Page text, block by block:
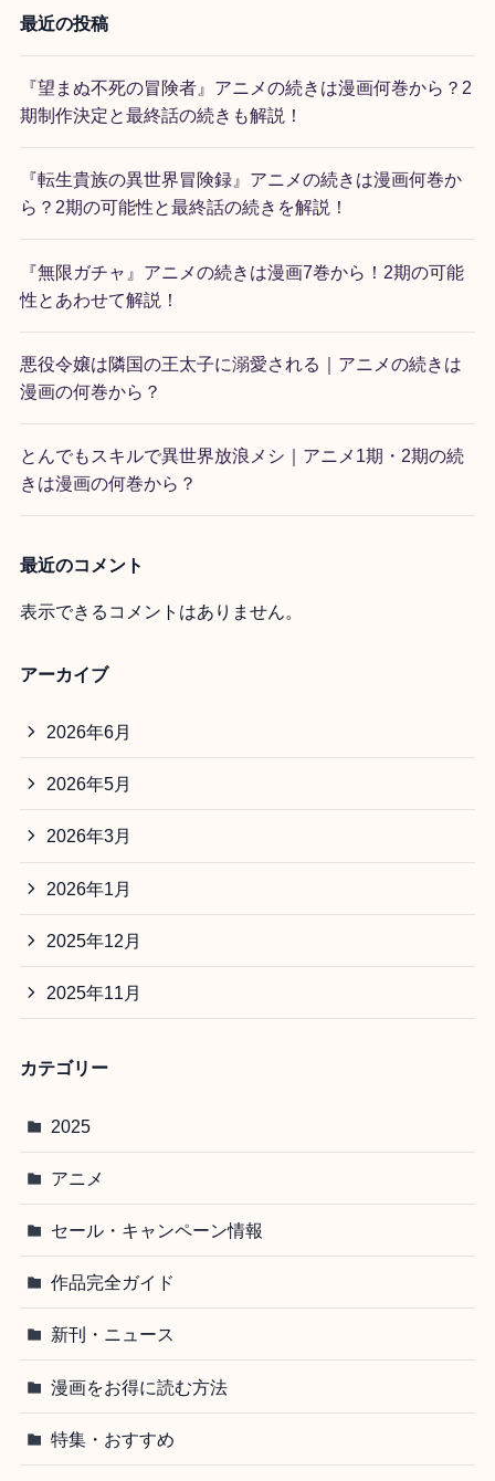
最近の投稿
『望まぬ不死の冒険者』アニメの続きは漫画何巻から？2
期制作決定と最終話の続きも解説！
『転生貴族の異世界冒険録』アニメの続きは漫画何巻か
ら？2期の可能性と最終話の続きを解説！
『無限ガチャ』アニメの続きは漫画7巻から！2期の可能
性とあわせて解説！
悪役令嬢は隣国の王太子に溺愛される｜アニメの続きは
漫画の何巻から？
とんでもスキルで異世界放浪メシ｜アニメ1期・2期の続
きは漫画の何巻から？
最近のコメント
表示できるコメントはありません。
アーカイブ
2026年6月
2026年5月
2026年3月
2026年1月
2025年12月
2025年11月
カテゴリー
2025
アニメ
セール・キャンペーン情報
作品完全ガイド
新刊・ニュース
漫画をお得に読む方法
特集・おすすめ